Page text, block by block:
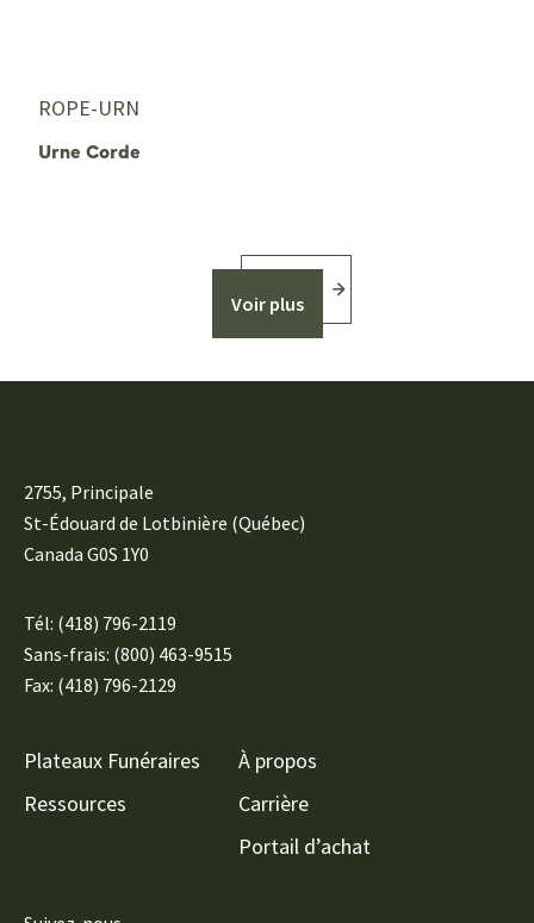
ROPE-URN
Urne Corde
Voir plus
2755, Principale
St-Édouard de Lotbinière (Québec)
Canada G0S 1Y0
Tél: (418) 796-2119
Sans-frais: (800) 463-9515
Fax: (418) 796-2129
Plateaux Funéraires
Ressources
À propos
Carrière
Portail d’achat